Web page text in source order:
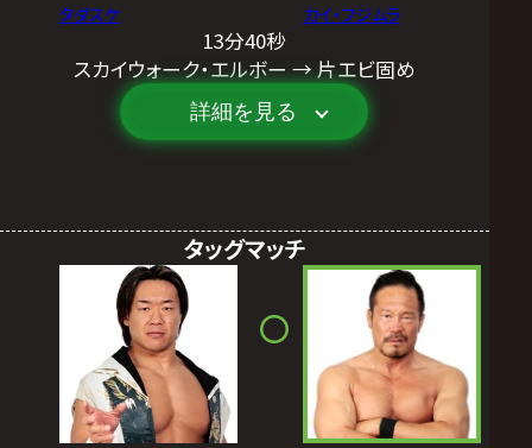
タダスケ カイ・フジムラ
13分40秒
スカイウォーク・エルボー → 片エビ固め
詳細を見る
タッグマッチ